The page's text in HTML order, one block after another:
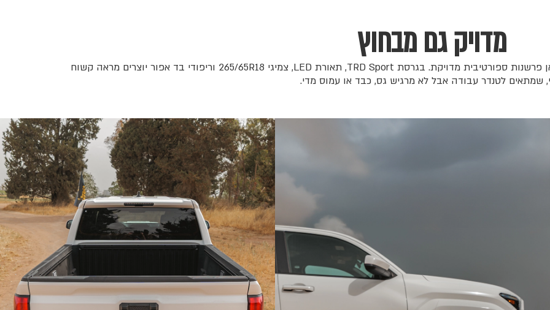
מדויק גם מבחוץ
המבנה הגבוה, הקווים הנקיים והנוכחות הברורה מקבלים כאן פרשנות ספורטיבית מדויקת. בגרסת TRD Sport, תאורת LED, צמיגי 265/65R18 וריפודי בד אפור יוצרים מראה קשוח
שמתאים לטנדר עבודה אבל לא מרגיש גס, כבד או עמוס מדי.